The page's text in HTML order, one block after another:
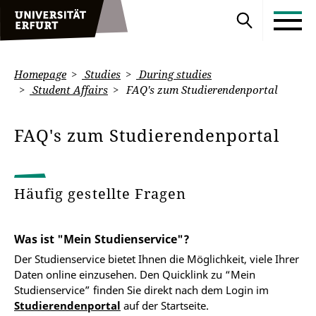
Homepage Studies
During studies
Student Affairs
FAQ's zum Studierendenportal
FAQ's zum Studierendenportal
Häufig gestellte Fragen
Was ist "Mein Studienservice"?
Der Studienservice bietet Ihnen die Möglichkeit, viele Ihrer
Daten online einzusehen. Den Quicklink zu “Mein
Studienservice” finden Sie direkt nach dem Login im
Studierendenportal auf der Startseite.